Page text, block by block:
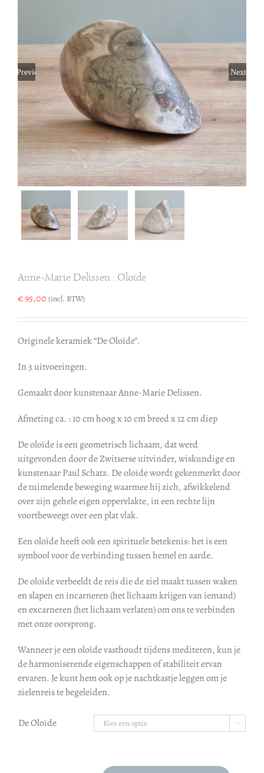
Previous Next
Anne-Marie Delissen : Oloïde
€95,00 (incl. BTW)
Originele keramiek “De Oloïde”.
In 3 uitvoeringen.
Gemaakt door kunstenaar Anne-Marie Delissen.
Afmeting ca. : 10 cm hoog x 10 cm breed x 12 cm diep
De oloïde is een geometrisch lichaam, dat werd
uitgevonden door de Zwitserse uitvinder, wiskundige en
kunstenaar Paul Schatz. De oloïde wordt gekenmerkt door
de tuimelende beweging waarmee hij zich, afwikkelend
over zijn gehele eigen oppervlakte, in een rechte lijn
voortbeweegt over een plat vlak.
Een oloïde heeft ook een spirituele betekenis: het is een
symbool voor de verbinding tussen hemel en aarde.
De oloïde verbeeldt de reis die de ziel maakt tussen waken
en slapen en incarneren (het lichaam krijgen van iemand)
en excarneren (het lichaam verlaten) om ons te verbinden
met onze oorsprong.
Wanneer je een oloïde vasthoudt tijdens mediteren, kun je
de harmoniserende eigenschappen of stabiliteit ervan
ervaren. Je kunt hem ook op je nachtkastje leggen om je
zielenreis te begeleiden.
De Oloïde 